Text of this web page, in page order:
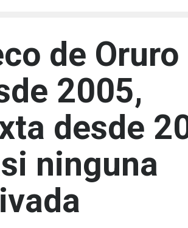
de Oruro
2005,
desde
ninguna